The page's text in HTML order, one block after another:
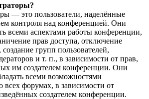
— это пользователи, наделённые
контроля над конференцией. Они
всеми аспектами работы конференции,
прав доступа, отключение
создание групп пользователей,
и т. п., в зависимости от прав,
им создателем конференции. Они
всеми возможностями
всех форумах, в зависимости от
создателем конференции.